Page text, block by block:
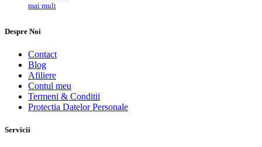
mai mult
Despre Noi
Contact
Blog
Afiliere
Contul meu
Termeni & Conditii
Protectia Datelor Personale
Servicii